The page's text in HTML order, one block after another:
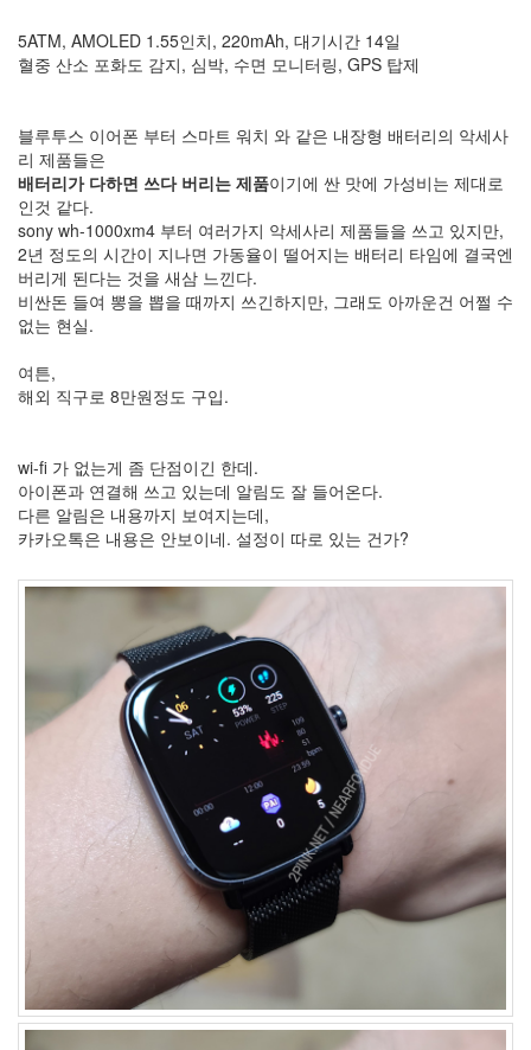
5ATM, AMOLED 1.55인치, 220mAh, 대기시간 14일
혈중 산소 포화도 감지, 심박, 수면 모니터링, GPS 탑제
블루투스 이어폰 부터 스마트 워치 와 같은 내장형 배터리의 악세사
리 제품들은
배터리가 다하면 쓰다 버리는 제품이기에 싼 맛에 가성비는 제대로
인것 같다.
sony wh-1000xm4 부터 여러가지 악세사리 제품들을 쓰고 있지만,
2년 정도의 시간이 지나면 가동율이 떨어지는 배터리 타임에 결국엔
버리게 된다는 것을 새삼 느낀다.
비싼돈 들여 뽕을 뽑을 때까지 쓰긴하지만, 그래도 아까운건 어쩔 수
없는 현실.
여튼,
해외 직구로 8만원정도 구입.
wi-fi 가 없는게 좀 단점이긴 한데.
아이폰과 연결해 쓰고 있는데 알림도 잘 들어온다.
다른 알림은 내용까지 보여지는데,
카카오톡은 내용은 안보이네. 설정이 따로 있는 건가?
년
8
월
2012
년
9
월
0
2019
년
1
2020
년
2
2021
년
느
낌
88
원
하
고
원
2
네
음
악
41